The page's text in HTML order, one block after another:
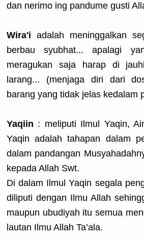
dan nerimo ing pandume gusti
Wira'i adalah meninggalkan
berbau syubhat... apalagi
meragukan saja harap di
larang... (menjaga diri dari
barang yang tidak jelas kedalam
Yaqiin : meliputi Ilmul Yaqin,
Yaqin adalah tahapan dalam
dalam pandangan Musyahadah
kepada Allah Swt.
Di dalam Ilmul Yaqin segala
diliputi dengan Ilmu Allah
maupun ubudiyah itu semua
lautan Ilmu Allah Ta’ala.